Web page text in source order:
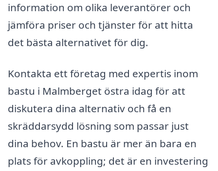
information om olika leverantörer och
jämföra priser och tjänster för att hitta
det bästa alternativet för dig.
Kontakta ett företag med expertis inom
bastu i Malmberget östra idag för att
diskutera dina alternativ och få en
skräddarsydd lösning som passar just
dina behov. En bastu är mer än bara en
plats för avkoppling; det är en investering